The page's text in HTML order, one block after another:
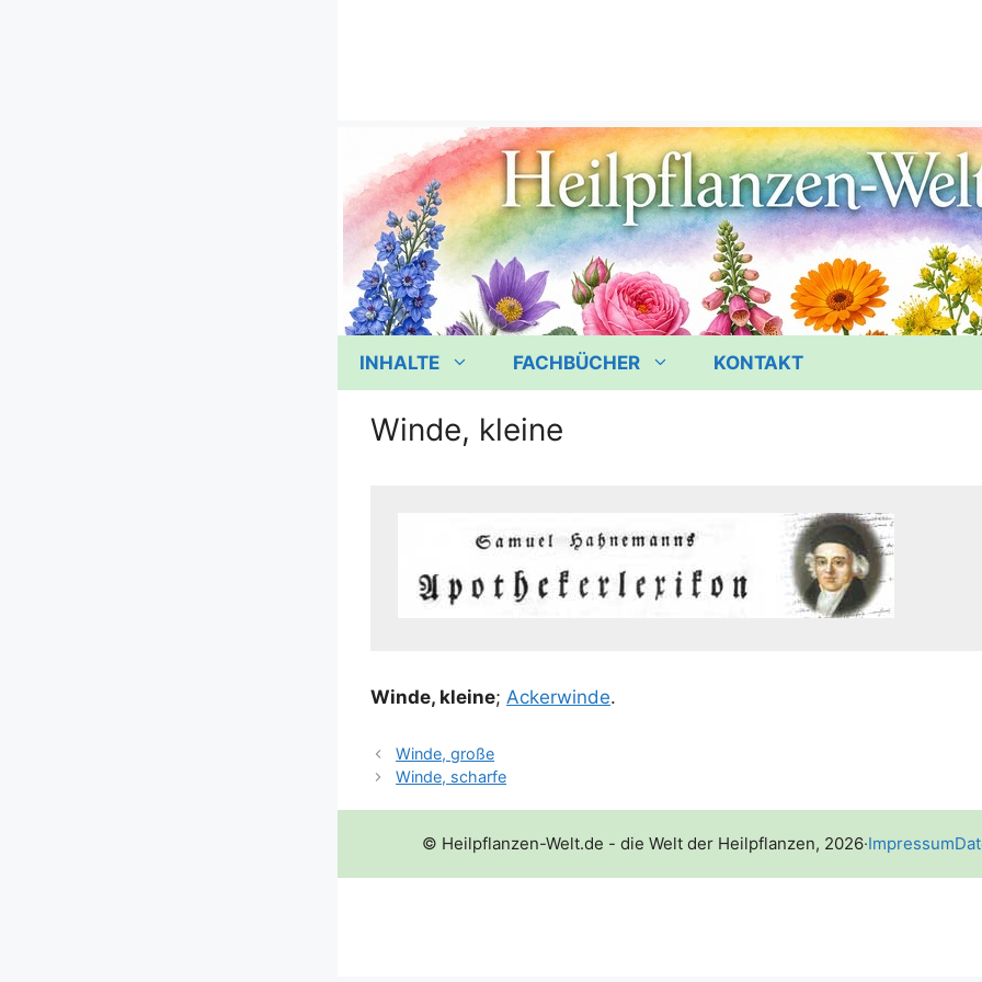
INHALTE FACHBÜCHER KONTAKT
Winde, kleine
Win­de, klei­ne; Acker­win­de.
Winde, große
Winde, scharfe
© Heilpflanzen-Welt.de - die Welt der Heilpflanzen, 2026·Impressum